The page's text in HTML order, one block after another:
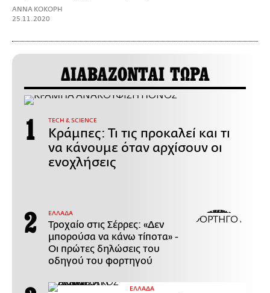
ΑΝΝΑ ΚΟΚΟΡΗ
25.11.2020
ΔΙΑΒΑΖΟΝΤΑΙ ΤΩΡΑ
ΤECH & SCIENCE
Κράμπες: Τι τις προκαλεί και τι
να κάνουμε όταν αρχίσουν οι
ενοχλήσεις
ΕΛΛΑΔΑ
Τροχαίο στις Σέρρες: «Δεν
μπορούσα να κάνω τίποτα» -
Οι πρώτες δηλώσεις του
οδηγού του φορτηγού
ΕΛΛΑΔΑ